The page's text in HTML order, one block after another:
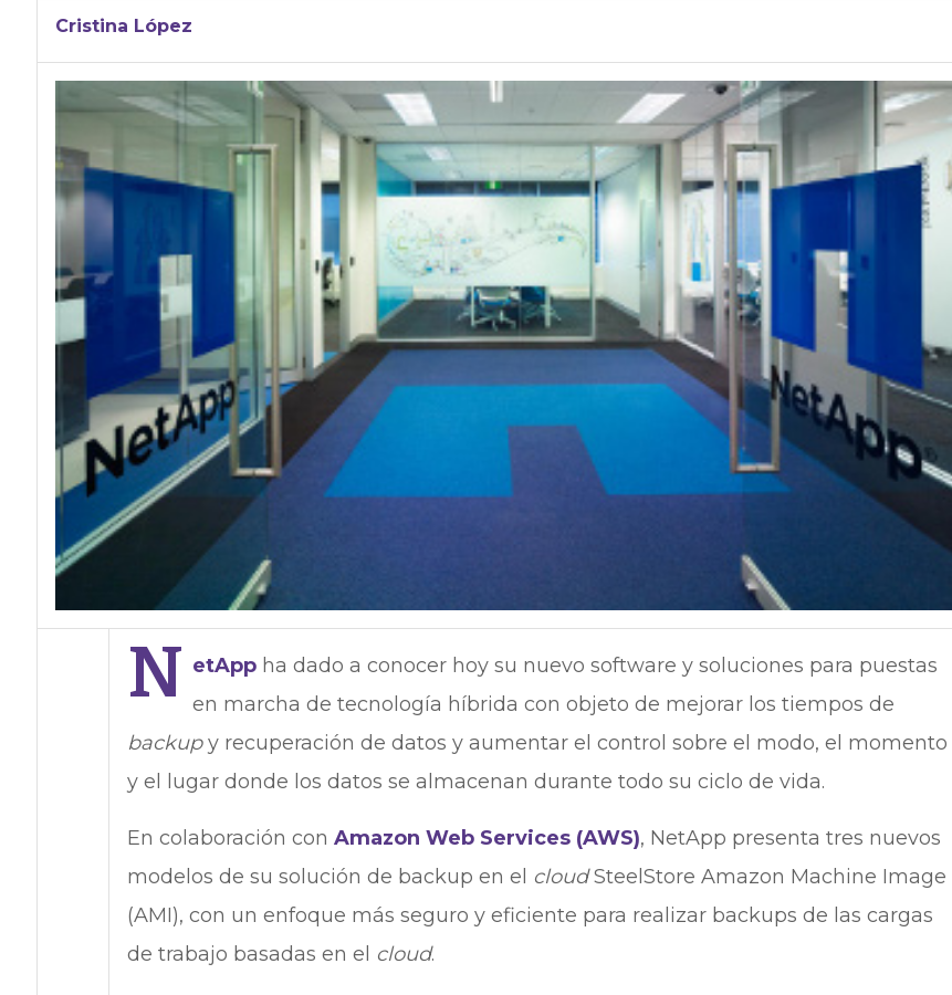
Cristina López
N etAppha dado a conocer hoy su nuevo software y soluciones para puestas
en marcha de tecnología híbrida con objeto de mejorar los tiempos de
backupy recuperación de datos y aumentar el control sobre el modo, el momento
y el lugar donde los datos se almacenan durante todo su ciclo de vida.
En colaboración con Amazon Web Services (AWS), NetApp presenta tres nuevos
modelos de su solución de backup en el cloudSteelStore Amazon Machine Image
(AMI), con un enfoque más seguro y eficiente para realizar backups de las cargas
de trabajo basadas en el cloud.
Almacenamiento
N